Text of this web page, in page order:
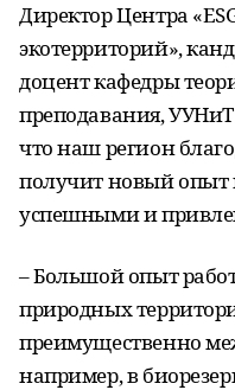
Директор Центра
экотерриторий»,
доцент кафедры
преподавания,
что наш регион
получит новый опыт
успешными и
– Большой опыт
природных
преимущественно
например, в